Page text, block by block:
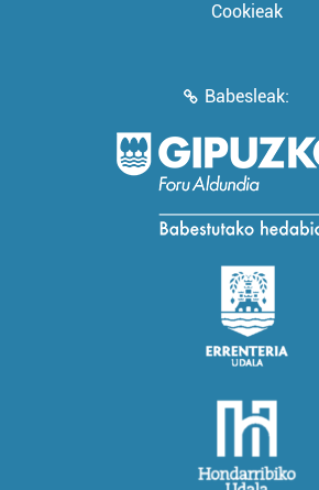
Cookieak
Babesleak: